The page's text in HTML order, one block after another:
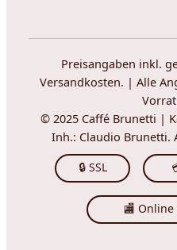
Preisangaben inkl.
Versandkosten. | Alle
© 2025 Caffé Brunetti |
Inh.: Claudio Brunetti.
🔒 SSL
🏬 Online